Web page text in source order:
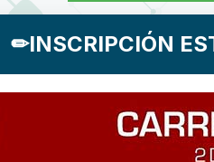
✏INSCRIPCIÓN